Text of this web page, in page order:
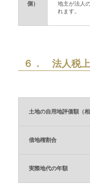
側）
地主が法人
れます。
６． 法人税
土地の自用地評価額（相
借地権割合
実際地代の年額